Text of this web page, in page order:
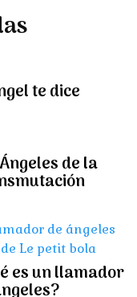
te dice
de la
es un llamador